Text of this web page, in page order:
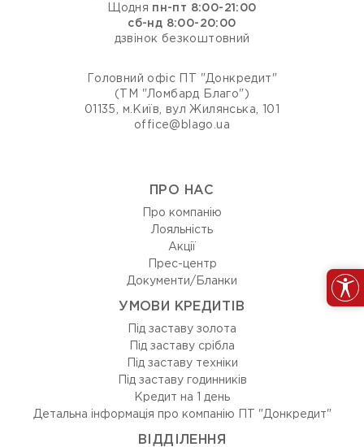
Щодня пн-пт 8:00-21:00
сб-нд 8:00-20:00
дзвінок безкоштовний
Головний офіс ПТ "Донкредит"
(ТМ "Ломбард Благо")
01135, м.Київ, вул Жилянська, 101
office@blago.ua
ПРО НАС
Про компанію
Лояльність
Акції
Прес-центр
Документи/Бланки
УМОВИ КРЕДИТІВ
Під заставу золота
Під заставу срібла
Під заставу техніки
Під заставу годинників
Кредит на 1 день
Детальна інформація про компанію ПТ "Донкредит"
ВIДДIЛЕННЯ